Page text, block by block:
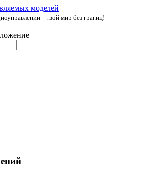
– твой мир без границ!